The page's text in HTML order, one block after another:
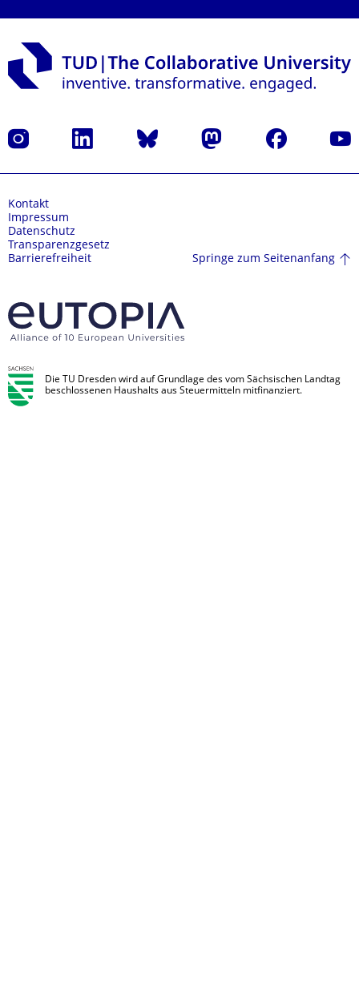
Instagram LinkedIn Bluesky Mastodon Facebook
Kontakt
Impressum
Datenschutz
Transparenzgesetz
Barrierefreiheit
Springe zum Seitenanfang
Die TU Dresden wird auf Grundlage des vom Sächsischen Landtag
beschlossenen Haushalts aus Steuermitteln mitfinanziert.